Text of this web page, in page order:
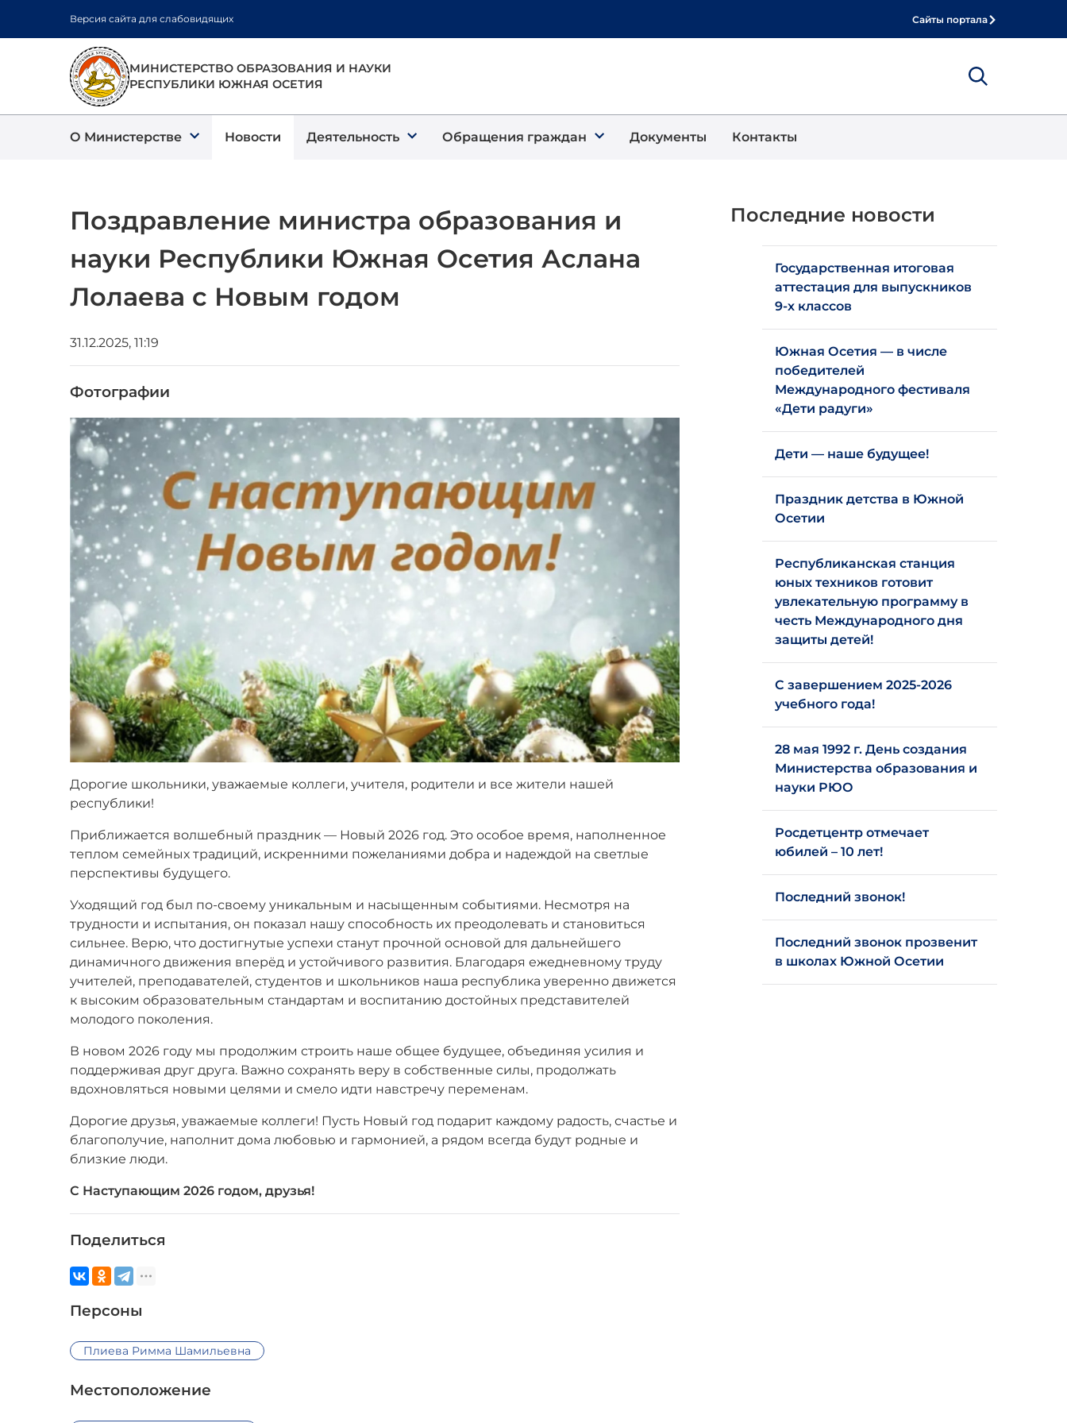
содержанию
Версия сайта для слабовидящих Сайты портала
МИНИСТЕРСТВО ОБРАЗОВАНИЯ И НАУКИ
РЕСПУБЛИКИ ЮЖНАЯ ОСЕТИЯ
О Министерстве Новости Деятельность Обращения граждан Документы Контакты
Поздравление министра образования и
науки Республики Южная Осетия Аслана
Лолаева с Новым годом
31.12.2025, 11:19
Фотографии
Дорогие школьники, уважаемые коллеги, учителя, родители и все жители нашей
республики!
Приближается волшебный праздник — Новый 2026 год. Это особое время, наполненное
теплом семейных традиций, искренними пожеланиями добра и надеждой на светлые
перспективы будущего.
Уходящий год был по-своему уникальным и насыщенным событиями. Несмотря на
трудности и испытания, он показал нашу способность их преодолевать и становиться
сильнее. Верю, что достигнутые успехи станут прочной основой для дальнейшего
динамичного движения вперёд и устойчивого развития. Благодаря ежедневному труду
учителей, преподавателей, студентов и школьников наша республика уверенно движется
к высоким образовательным стандартам и воспитанию достойных представителей
молодого поколения.
В новом 2026 году мы продолжим строить наше общее будущее, объединяя усилия и
поддерживая друг друга. Важно сохранять веру в собственные силы, продолжать
вдохновляться новыми целями и смело идти навстречу переменам.
Дорогие друзья, уважаемые коллеги! Пусть Новый год подарит каждому радость, счастье и
благополучие, наполнит дома любовью и гармонией, а рядом всегда будут родные и
близкие люди.
С Наступающим 2026 годом, друзья!
Поделиться
Персоны
Плиева Римма Шамильевна
Местоположение
Последние новости
Государственная итоговая
аттестация для выпускников
9-х классов
Южная Осетия — в числе
победителей
Международного фестиваля
«Дети радуги»
Дети — наше будущее!
Праздник детства в Южной
Осетии
Республиканская станция
юных техников готовит
увлекательную программу в
честь Международного дня
защиты детей!
С завершением 2025-2026
учебного года!
28 мая 1992 г. День создания
Министерства образования и
науки РЮО
Росдетцентр отмечает
юбилей – 10 лет!
Последний звонок!
Последний звонок прозвенит
в школах Южной Осетии